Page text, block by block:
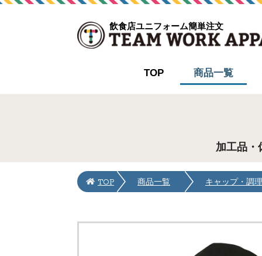
飲食店ユニフォーム簡単注文
TOP 商品一覧
加工品・
TOP 商品一覧 キャップ・調